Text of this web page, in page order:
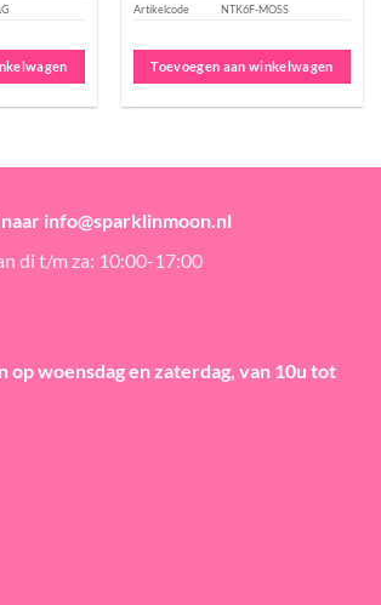
Artikelcode
NTK6F-MOSS
Toevoegen aan winkelwagen
info@sparklinmoon.nl
di t/m za: 10:00-17:00
op woensdag en zaterdag, van 10u tot